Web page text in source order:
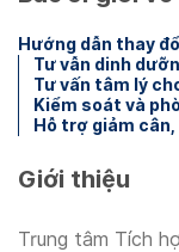
Hướng dẫn thay
Tư vẫn dinh
Tư vấn tâm lý
Kiểm soát và
Hỗ trợ giảm
Giới thiệu
Trung tâm Tích